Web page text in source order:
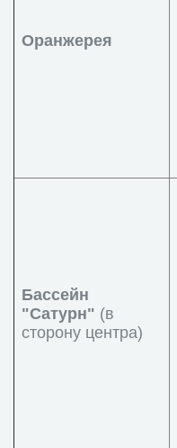
Оранжерея
Бассейн
"Сатурн" (в
сторону центра)